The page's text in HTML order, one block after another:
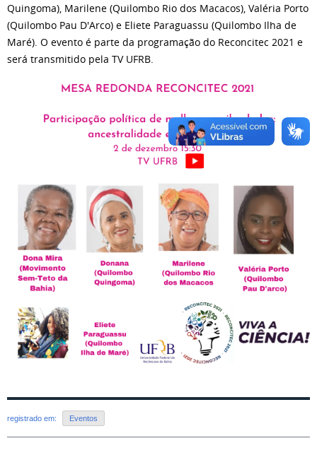
Quingoma), Marilene (Quilombo Rio dos Macacos), Valéria Porto
(Quilombo Pau D'Arco) e Eliete Paraguassu (Quilombo Ilha de
Maré). O evento é parte da programação do Reconcitec 2021 e
será transmitido pela TV UFRB.
registrado em: Eventos